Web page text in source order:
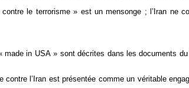
le terrorisme » est un mensonge ; l’Iran ne
in USA » sont décrites dans les documents
l’Iran est présentée comme un véritable